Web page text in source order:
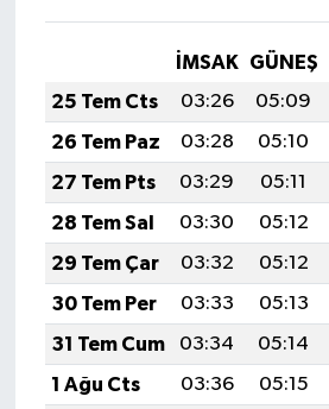
İMSAK GÜNEŞ
25 Tem Cts
03:26 05:09
26 Tem Paz
03:28 05:10
27 Tem Pts
03:29 05:11
28 Tem Sal
03:30 05:12
29 Tem Çar
03:32 05:12
30 Tem Per
03:33 05:13
31 Tem Cum
03:34 05:14
1 Ağu Cts
03:36 05:15